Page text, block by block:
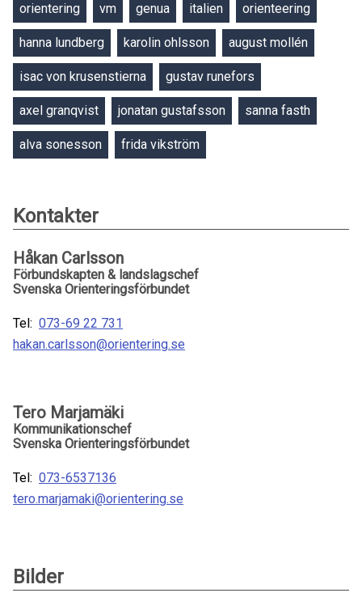
orientering vm genua italien orienteering
hanna lundberg karolin ohlsson august mollén
isac von krusenstierna gustav runefors
axel granqvist jonatan gustafsson sanna fasth
alva sonesson frida vikström
Kontakter
Håkan Carlsson
Förbundskapten & landslagschef
Svenska Orienteringsförbundet
Tel: 073-69 22 731
hakan.carlsson@orientering.se
Tero Marjamäki
Kommunikationschef
Svenska Orienteringsförbundet
Tel: 073-6537136
tero.marjamaki@orientering.se
Bilder